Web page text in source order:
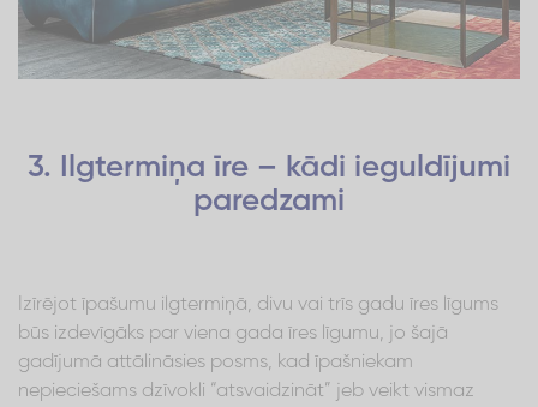
3. Ilgtermiņa īre – kādi ieguldījumi
paredzami
Izīrējot īpašumu ilgtermiņā, divu vai trīs gadu īres līgums
būs izdevīgāks par viena gada īres līgumu, jo šajā
gadījumā attālināsies posms, kad īpašniekam
nepieciešams dzīvokli “atsvaidzināt” jeb veikt vismaz